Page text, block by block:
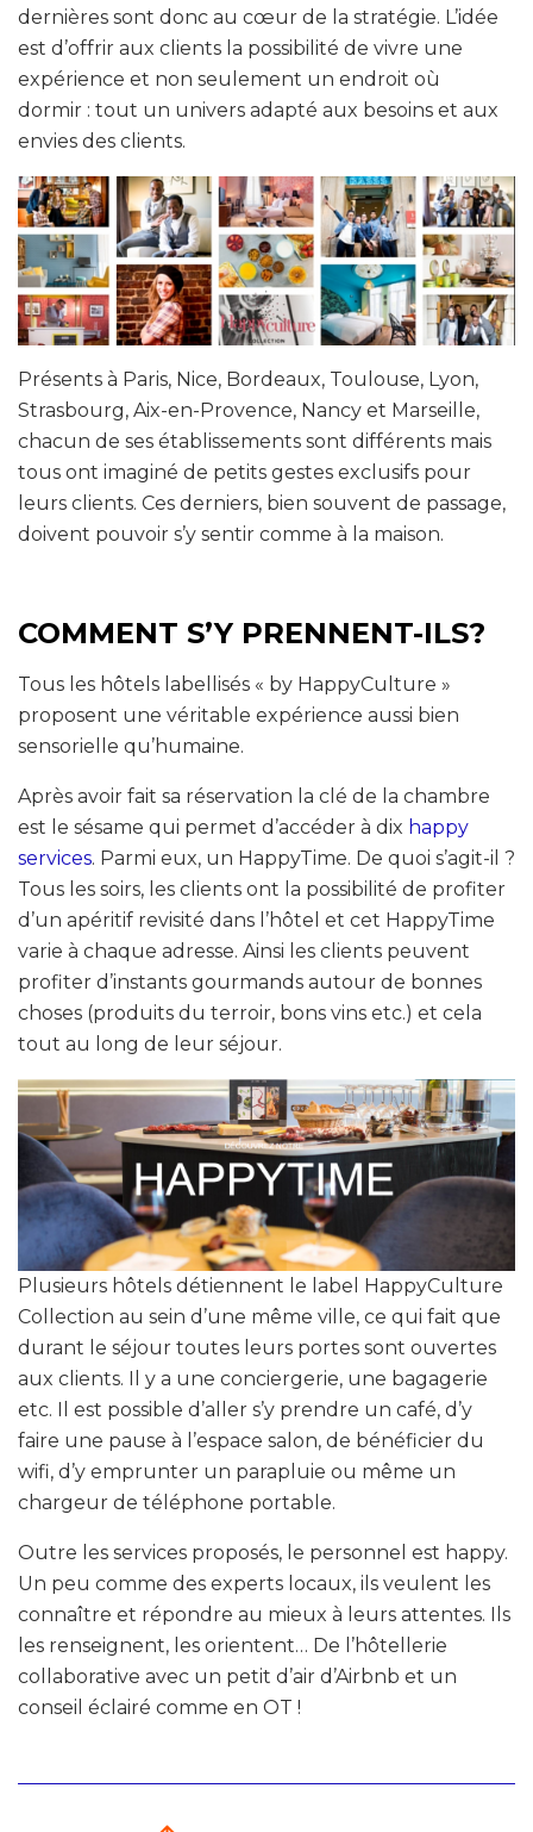
dernières sont donc au cœur de la stratégie. L’idée
est d’offrir aux clients la possibilité de vivre une
expérience et non seulement un endroit où
dormir : tout un univers adapté aux besoins et aux
envies des clients.
Présents à Paris, Nice, Bordeaux, Toulouse, Lyon,
Strasbourg, Aix-en-Provence, Nancy et Marseille,
chacun de ses établissements sont différents mais
tous ont imaginé de petits gestes exclusifs pour
leurs clients. Ces derniers, bien souvent de passage,
doivent pouvoir s’y sentir comme à la maison.
COMMENT S’Y PRENNENT-ILS?
Tous les hôtels labellisés « by HappyCulture »
proposent une véritable expérience aussi bien
sensorielle qu’humaine.
Après avoir fait sa réservation la clé de la chambre
est le sésame qui permet d’accéder à dix happy
services. Parmi eux, un HappyTime. De quoi s’agit-il ?
Tous les soirs, les clients ont la possibilité de profiter
d’un apéritif revisité dans l’hôtel et cet HappyTime
varie à chaque adresse. Ainsi les clients peuvent
profiter d’instants gourmands autour de bonnes
choses (produits du terroir, bons vins etc.) et cela
tout au long de leur séjour.
Plusieurs hôtels détiennent le label HappyCulture
Collection au sein d’une même ville, ce qui fait que
durant le séjour toutes leurs portes sont ouvertes
aux clients. Il y a une conciergerie, une bagagerie
etc. Il est possible d’aller s’y prendre un café, d’y
faire une pause à l’espace salon, de bénéficier du
wifi, d’y emprunter un parapluie ou même un
chargeur de téléphone portable.
Outre les services proposés, le personnel est happy.
Un peu comme des experts locaux, ils veulent les
connaître et répondre au mieux à leurs attentes. Ils
les renseignent, les orientent… De l’hôtellerie
collaborative avec un petit d’air d’Airbnb et un
conseil éclairé comme en OT !